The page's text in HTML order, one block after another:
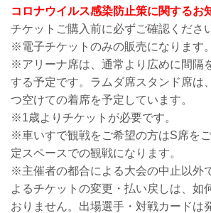
コロナウイルス感染防止策に関するお
チケットご購入前に必ずご確認くださ
※電子チケットのみの販売になります。
※アリーナ席は、通常より広めに間隔
する予定です。ラムダ席スタンド席は
つ空けての着席を予定しています。
※1歳よりチケットが必要です。
※車いすで観戦をご希望の方はS席を
定スペースでの観戦になります。
※主催者の都合による大会の中止以外
よるチケットの変更・払い戻しは、如
おりません。出場選手・対戦カードは